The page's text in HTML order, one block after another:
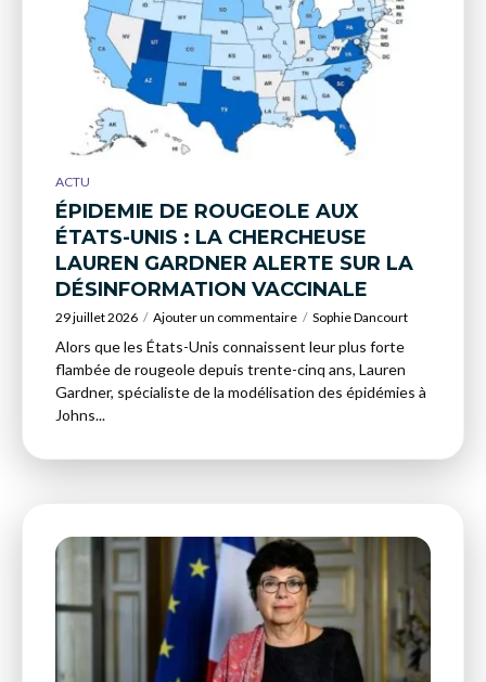
ACTU
ÉPIDEMIE DE ROUGEOLE AUX
ÉTATS-UNIS : LA CHERCHEUSE
LAUREN GARDNER ALERTE SUR LA
DÉSINFORMATION VACCINALE
29 juillet 2026 Ajouter un commentaire Sophie Dancourt
Alors que les États-Unis connaissent leur plus forte
flambée de rougeole depuis trente-cinq ans, Lauren
Gardner, spécialiste de la modélisation des épidémies à
Johns...